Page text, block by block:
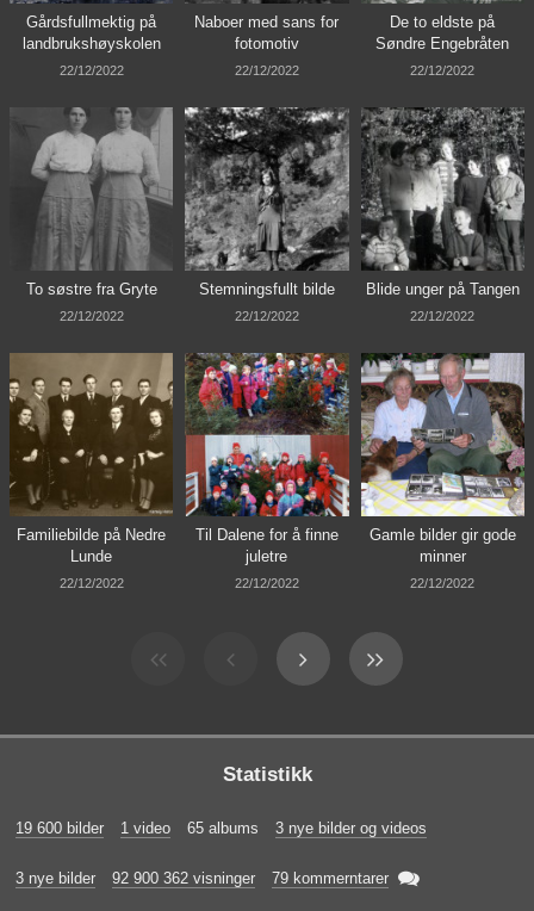
Gårdsfullmektig på
landbrukshøyskolen
22/12/2022
Naboer med sans for
fotomotiv
22/12/2022
De to eldste på
Søndre Engebråten
22/12/2022
To søstre fra Gryte
22/12/2022
Stemningsfullt bilde
22/12/2022
Blide unger på Tangen
22/12/2022
Familiebilde på Nedre
Lunde
22/12/2022
Til Dalene for å finne
juletre
22/12/2022
Gamle bilder gir gode
minner
22/12/2022
Statistikk
19 600 bilder 1 video 65 albums 3 nye bilder og videos
3 nye bilder 92 900 362 visninger 79 kommerntarer 